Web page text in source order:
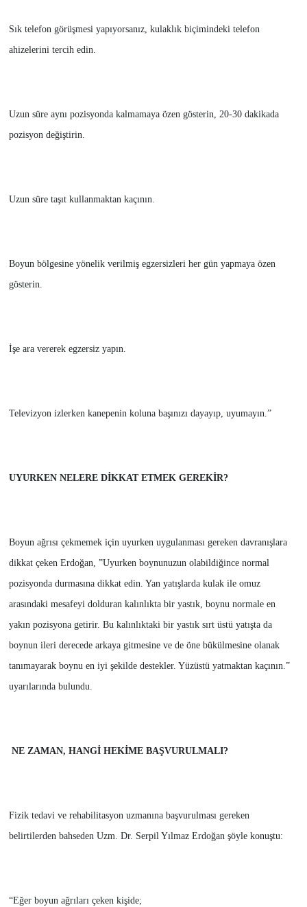
Sık telefon görüşmesi yapıyorsanız, kulaklık biçimindeki telefon
ahizelerini tercih edin.
Uzun süre aynı pozisyonda kalmamaya özen gösterin, 20-30 dakikada
pozisyon değiştirin.
Uzun süre taşıt kullanmaktan kaçının.
Boyun bölgesine yönelik verilmiş egzersizleri her gün yapmaya özen
gösterin.
İşe ara vererek egzersiz yapın.
Televizyon izlerken kanepenin koluna başınızı dayayıp, uyumayın.”
UYURKEN NELERE DİKKAT ETMEK GEREKİR?
Boyun ağrısı çekmemek için uyurken uygulanması gereken davranışlara
dikkat çeken Erdoğan, ”Uyurken boynunuzun olabildiğince normal
pozisyonda durmasına dikkat edin. Yan yatışlarda kulak ile omuz
arasındaki mesafeyi dolduran kalınlıkta bir yastık, boynu normale en
yakın pozisyona getirir. Bu kalınlıktaki bir yastık sırt üstü yatışta da
boynun ileri derecede arkaya gitmesine ve de öne bükülmesine olanak
tanımayarak boynu en iyi şekilde destekler. Yüzüstü yatmaktan kaçının.”
uyarılarında bulundu.
NE ZAMAN, HANGİ HEKİME BAŞVURULMALI?
Fizik tedavi ve rehabilitasyon uzmanına başvurulması gereken
belirtilerden bahseden Uzm. Dr. Serpil Yılmaz Erdoğan şöyle konuştu:
“Eğer boyun ağrıları çeken kişide;